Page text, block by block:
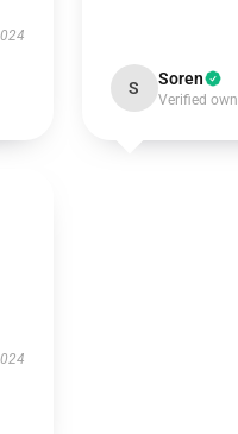
S Soren
Verified